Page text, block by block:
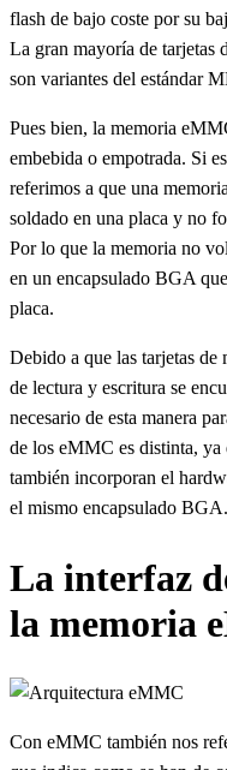
flash de bajo coste por su
La gran mayoría de tarjetas
son variantes del estándar
Pues bien, la memoria
embebida o empotrada. Si
referimos a que una
soldado en una placa y no
Por lo que la memoria no
en un encapsulado BGA
placa.
Debido a que las tarjetas de
de lectura y escritura se
necesario de esta manera
de los eMMC es distinta,
también incorporan el
el mismo encapsulado BGA.
La interfaz
la memoria
Con eMMC también nos